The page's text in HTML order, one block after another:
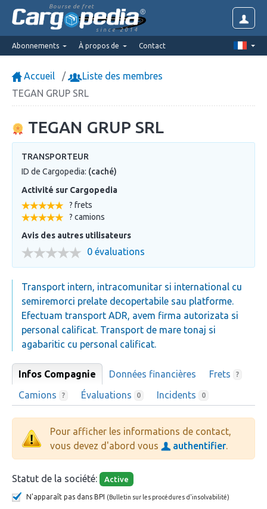
Bourse de fret
since 2014
Abonnements À propos de Contact
Accueil
Liste des membres
TEGAN GRUP SRL
TEGAN GRUP SRL
TRANSPORTEUR
ID de Cargopedia: (caché)
Activité sur Cargopedia
? frets
? camions
Avis des autres utilisateurs
0 évaluations
Transport intern, intracomunitar si international cu
semiremorci prelate decopertabile sau platforme.
Efectuam transport ADR, avem firma autorizata si
personal calificat. Transport de mare tonaj si
agabaritic cu personal calificat.
Infos Compagnie Données financières Frets ?
Camions ? Évaluations 0 Incidents 0
Pour afficher les informations de contact,
vous devez d'abord vous
authentifier
Statut de la société: Active
N'apparaît pas dans BPI (Bulletin sur les procédures d'insolvabilité)